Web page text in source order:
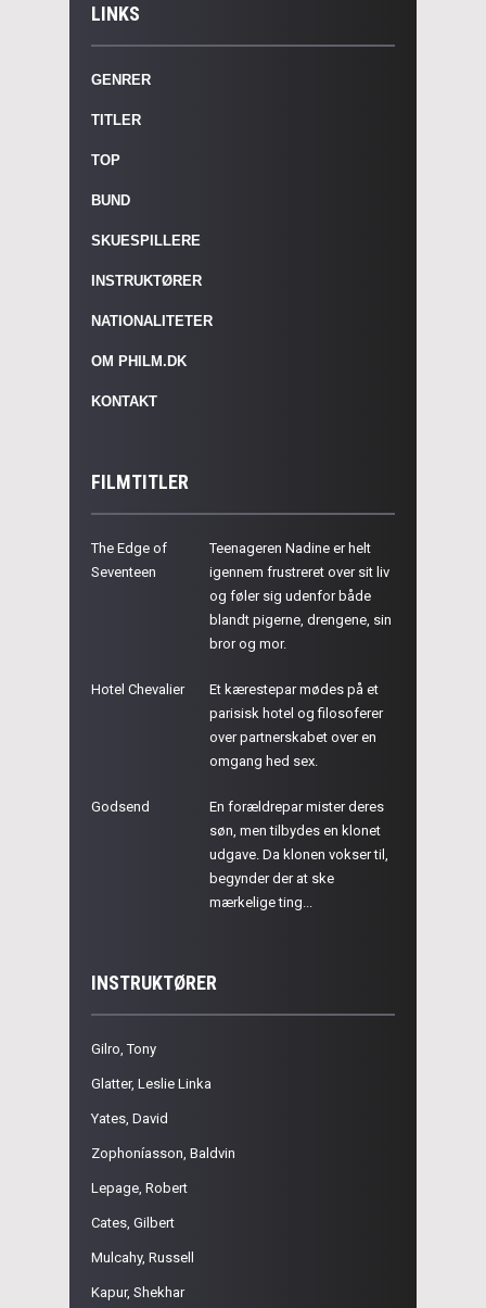
LINKS
GENRER
TITLER
TOP
BUND
SKUESPILLERE
INSTRUKTØRER
NATIONALITETER
OM PHILM.DK
KONTAKT
FILMTITLER
The Edge of
Seventeen
Teenageren Nadine er helt
igennem frustreret over sit liv
og føler sig udenfor både
blandt pigerne, drengene, sin
bror og mor.
Hotel Chevalier
Et kærestepar mødes på et
parisisk hotel og filosoferer
over partnerskabet over en
omgang hed sex.
Godsend
En forældrepar mister deres
søn, men tilbydes en klonet
udgave. Da klonen vokser til,
begynder der at ske
mærkelige ting...
INSTRUKTØRER
Gilro, Tony
Glatter, Leslie Linka
Yates, David
Zophoníasson, Baldvin
Lepage, Robert
Cates, Gilbert
Mulcahy, Russell
Kapur, Shekhar